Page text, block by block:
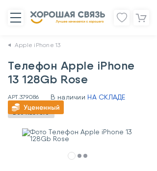
Apple iPhone 13
Телефон Apple iPhone
13 128Gb Rose
АРТ.379086 В наличии НА СКЛАДЕ
Без RuStore